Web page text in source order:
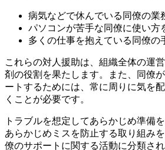
病気などで休んでいる同僚の業
パソコンが苦手な同僚に使い方
多くの仕事を抱えている同僚の
これらの対人援助は、組織全体の運
剤の役割を果たします。また、同僚
ートするためには、常に周りに気を
くことが必要です。
トラブルを想定してあらかじめ準備
あらかじめミスを防止する取り組み
僚のサポートに関する活動に分類され